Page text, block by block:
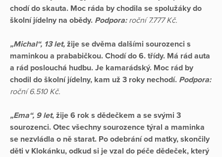
chodí do skauta. Moc ráda by chodila se spolužáky do
školní jídelny na obědy. Podpora: roční 7.777 Kč.
„Michal“, 13 let, žije se dvěma dalšími sourozenci s
maminkou a prababičkou. Chodí do 6. třídy. Má rád auta
a rád poslouchá hudbu. Je kamarádský. Moc rád by
chodil do školní jídelny, kam už 3 roky nechodí. Podpora:
roční 6.510 Kč.
„Ema“, 9 let, žije 6 rok s dědečkem a se svými 3
sourozenci. Otec všechny sourozence týral a maminka
se nezvládla o ně starat. Po odebrání od matky, skončily
děti v Klokánku, odkud si je vzal do péče dědeček, který